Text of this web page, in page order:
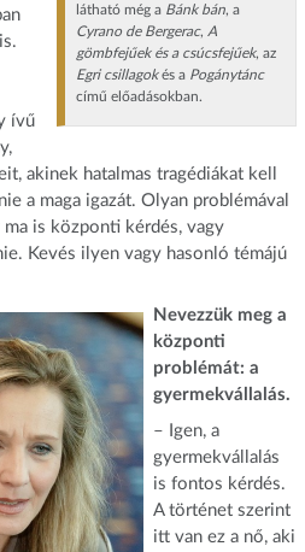
látható még a Bánk bán, a
Cyrano de Bergerac, A
gömbfejűek és a csúcsfejűek, az
Egri csillagokés a Pogánytánc
című előadásokban.
ívű
akinek hatalmas tragédiákat kell
a maga igazát. Olyan problémával
is központi kérdés, vagy
Kevés ilyen vagy hasonló témájú
Nevezzük meg a
központi
problémát: a
gyermekvállalás.
– Igen, a
gyermekvállalás
is fontos kérdés.
A történet szerint
itt van ez a nő, aki